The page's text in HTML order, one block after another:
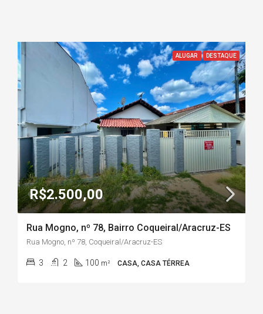
ALUGAR DESTAQUE
R$2.500,00
Rua Mogno, nº 78, Bairro Coqueiral/Aracruz-ES
Rua Mogno, nº 78, Coqueiral/Aracruz-ES
3 2 100 m² CASA, CASA TÉRREA